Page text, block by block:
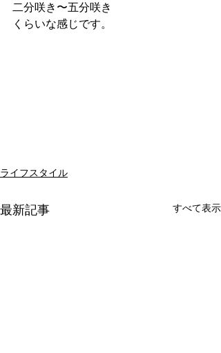
二分咲き〜五分咲き
くらいな感じです。
ライフスタイル
最新記事 すべて表示